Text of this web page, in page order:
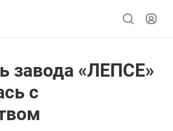
завода «ЛЕПСЕ»
с